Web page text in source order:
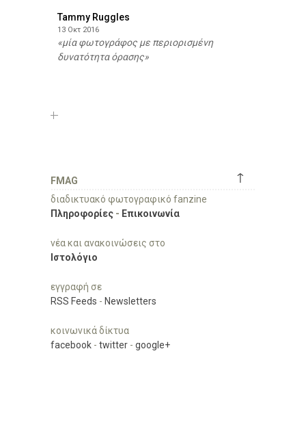
Tammy Ruggles
13 Οκτ 2016
μία φωτογράφος με περιορισμένη
δυνατότητα όρασης
↑
FMAG
διαδικτυακό φωτογραφικό fanzine
Πληροφορίες - Επικοινωνία
νέα και ανακοινώσεις στο
Ιστολόγιο
εγγραφή σε
RSS Feeds - Newsletters
κοινωνικά δίκτυα
facebook - twitter - google+